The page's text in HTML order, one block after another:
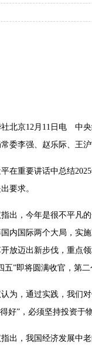
社北京12月11日电 中央
委李强、赵乐际、王
平在重要讲话中总结
要求。
出，今年是很不平凡
内国际两个大局，实
放迈出新步伐，重点
五”即将圆满收官，第
为，通过实践，我们
好”，必须坚持投资于
出，我国经济发展中